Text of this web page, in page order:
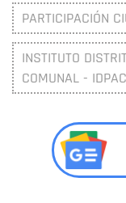
PARTICIPACIÓN
INSTITUTO
COMUNAL - IDPAC